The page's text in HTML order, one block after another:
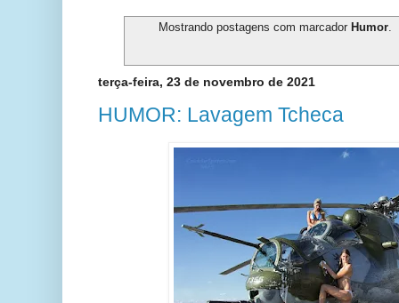
Mostrando postagens com marcador Humor
terça-feira, 23 de novembro de 2021
HUMOR: Lavagem Tcheca